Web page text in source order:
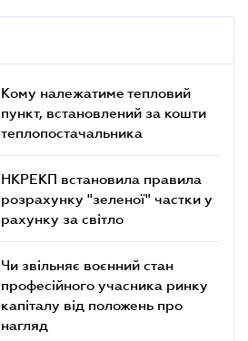
Кому належатиме тепловий
пункт, встановлений за кошти
теплопостачальника
НКРЕКП встановила правила
розрахунку "зеленої" частки у
рахунку за світло
Чи звільняє воєнний стан
професійного учасника ринку
капіталу від положень про
нагляд